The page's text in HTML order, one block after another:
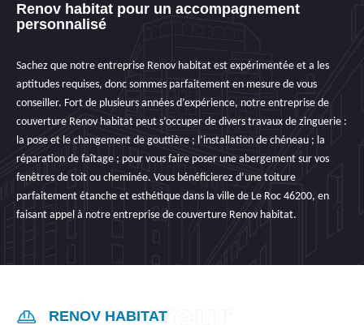
Renov habitat pour un accompagnement
personnalisé
Sachez que notre entreprise Renov habitat est expérimentée et a les
aptitudes requises, donc sommes parfaitement en mesure de vous
conseiller. Fort de plusieurs années d’expérience, notre entreprise de
couverture Renov habitat peut s’occuper de divers travaux de zinguerie :
la pose et le changement de gouttière ; l’installation de chéneau ; la
réparation de faîtage ; pour vous faire poser une abergement sur vos
fenêtres de toit ou cheminée. Vous bénéficierez d’une toiture
parfaitement étanche et esthétique dans la ville de Le Roc 46200, en
faisant appel à notre entreprise de couverture Renov habitat.
RENOV HABITAT